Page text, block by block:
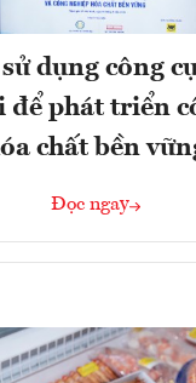
dụng công
để phát triển
chất bền
Đọc ngay